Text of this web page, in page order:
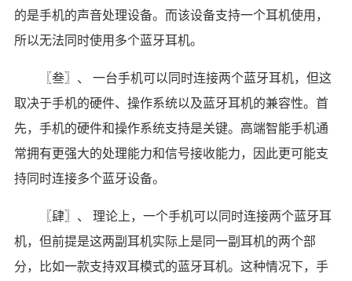
的是手机的声音处理设备。而该设备支持一个耳机使用，
所以无法同时使用多个蓝牙耳机。
〖叁〗、 一台手机可以同时连接两个蓝牙耳机，但这
取决于手机的硬件、操作系统以及蓝牙耳机的兼容性。首
先，手机的硬件和操作系统支持是关键。高端智能手机通
常拥有更强大的处理能力和信号接收能力，因此更可能支
持同时连接多个蓝牙设备。
〖肆〗、 理论上，一个手机可以同时连接两个蓝牙耳
机，但前提是这两副耳机实际上是同一副耳机的两个部
分，比如一款支持双耳模式的蓝牙耳机。这种情况下，手